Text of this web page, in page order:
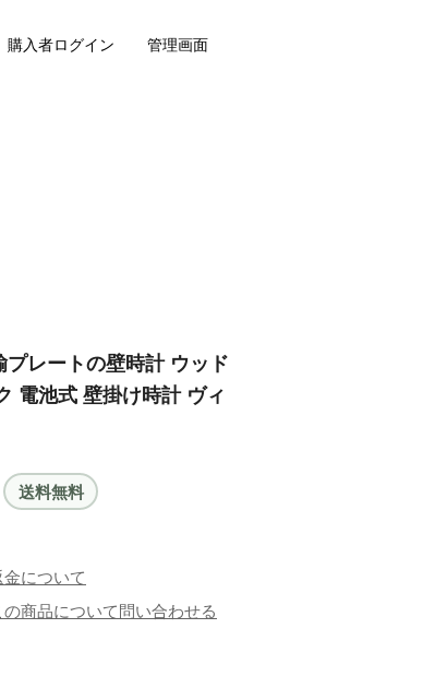
購入者ログイン 管理画面
プレートの壁時計 ウッド
電池式 壁掛け時計 ヴィ
送料無料
について
の商品について問い合わせる